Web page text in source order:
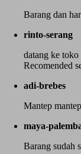
Barang dan
rinto-serang
datang ke
Recomended
adi-brebes
Mantep
maya-
Barang sudah